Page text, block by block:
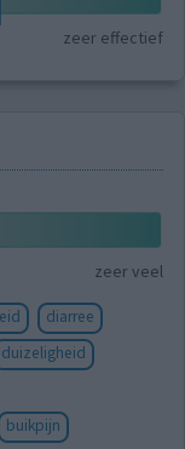
zeer effectief
zeer veel
diarree
duizeligheid
buikpijn